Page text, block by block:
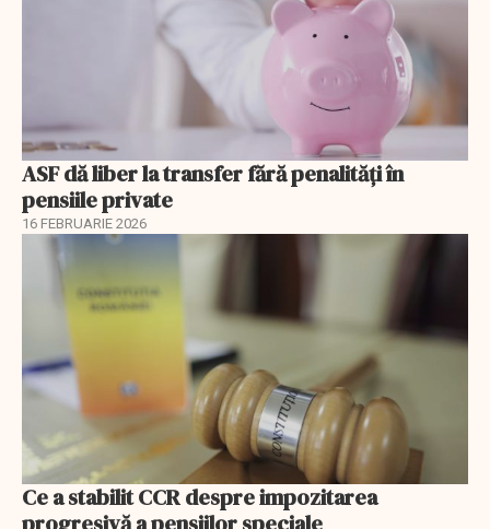
ASF dă liber la transfer fără penalități în
pensiile private
16 FEBRUARIE 2026
Ce a stabilit CCR despre impozitarea